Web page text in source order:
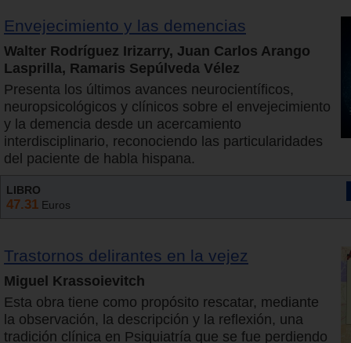
Envejecimiento y las demencias
Walter Rodríguez Irizarry, Juan Carlos Arango
Lasprilla, Ramaris Sepúlveda Vélez
Presenta los últimos avances neurocientíficos,
neuropsicológicos y clínicos sobre el envejecimiento
y la demencia desde un acercamiento
interdisciplinario, reconociendo las particularidades
del paciente de habla hispana.
LIBRO
47.31 Euros
Trastornos delirantes en la vejez
Miguel Krassoievitch
Esta obra tiene como propósito rescatar, mediante
la observación, la descripción y la reflexión, una
tradición clínica en Psiquiatría que se fue perdiendo